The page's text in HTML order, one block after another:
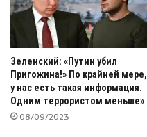
Зеленский: «Путин убил
Пригожина!» По крайней мере,
у нас есть такая информация.
Одним террористом меньше»
08/09/2023